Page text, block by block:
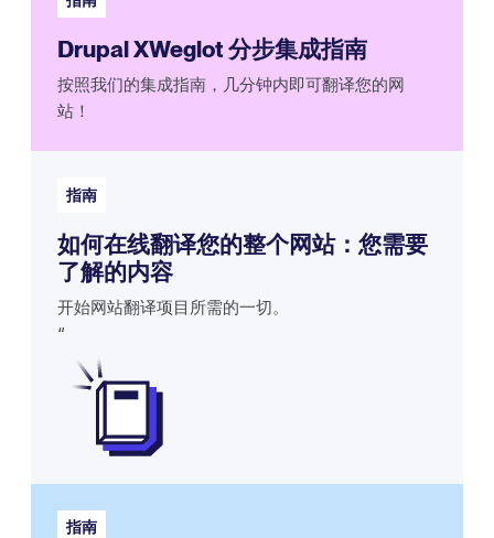
Drupal XWeglot 分步集成指南
按照我们的集成指南，几分钟内即可翻译您的网
站！
指南
如何在线翻译您的整个网站：您需要
了解的内容
开始网站翻译项目所需的一切。
‍“
指南